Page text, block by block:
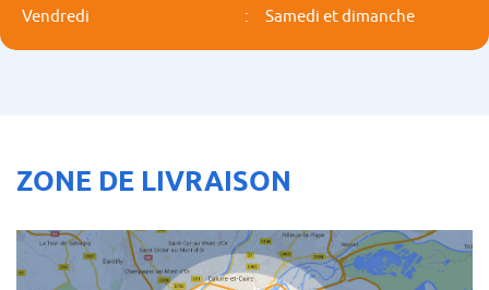
Vendredi
:
Samedi et dimanche
ZONE DE LIVRAISON